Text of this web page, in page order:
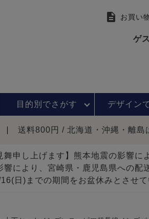
お買い
ゲ
目的別でさがす デザイン
送料800円 / 北海道・沖縄・離島
舞申し上げます】熊本地震の影響
響により、宮崎県・鹿児島県への配
日)までの期間をお盆休みとさせ